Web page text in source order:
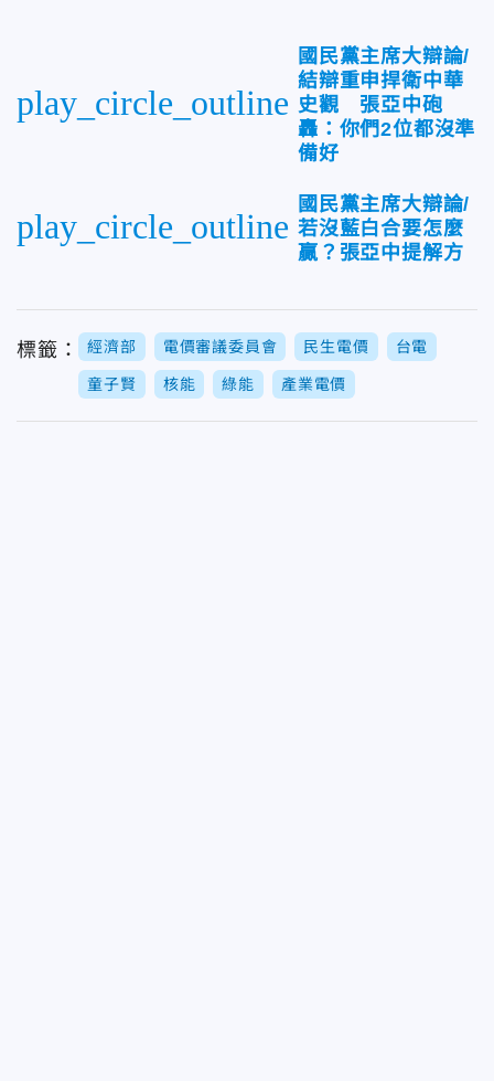
play_circle_outline
國民黨主席大辯論/
結辯重申捍衛中華
史觀 張亞中砲
轟：你們2位都沒準
備好
play_circle_outline
國民黨主席大辯論/
若沒藍白合要怎麼
贏？張亞中提解方
標籤： 經濟部 電價審議委員會 民生電價 台電
童子賢 核能 綠能 產業電價